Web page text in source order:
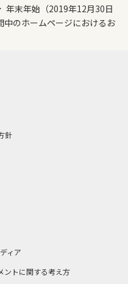
年末年始（2019年12月30日
中のホームページにおけるお
針
ィア
ントに関する考え方